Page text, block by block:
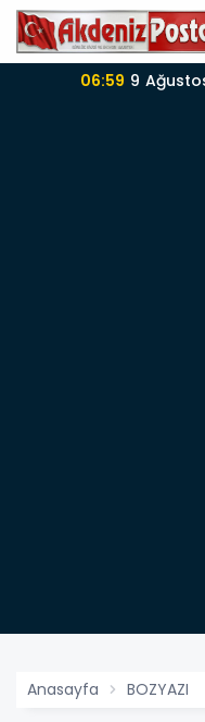
06:57
Anasayfa BOZYAZI